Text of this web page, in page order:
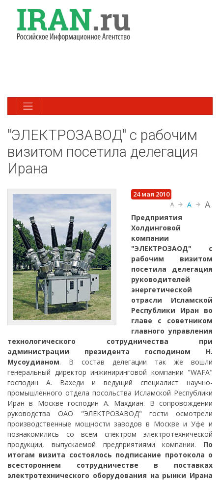
"ЭЛЕКТРОЗАВОД" с рабочим
визитом посетила делегация
Ирана
24 мая 2010
A A A
Предприятия
Холдинговой
компании
"ЭЛЕКТРОЗАОД" с
рабочим визитом
посетила делегация
руководителей
энергетической
отрасли Исламской
Республики Иран во
главе с советником
главного управления
технологического сотрудничества при
администрации президента господином Н.
Мусоудианом. В состав делегации так же вошли
генеральный директор инжиниринговой компании "WAFA"
господин А. Вахеди и ведущий специалист научно-
промышленного отдела посольства Исламской Республики
Иран в Москве господин А. Махдиан. В сопровождении
руководства ОАО "ЭЛЕКТРОЗАВОД" гости осмотрели
производственные мощности заводов в Москве и Уфе и
познакомились со всем спектром электротехнической
продукции, выпускаемой предприятиями компании. По
итогам визита состоялось подписание протокола о
всестороннем сотрудничестве в поставках
электротехнического оборудования на рынки Ирана